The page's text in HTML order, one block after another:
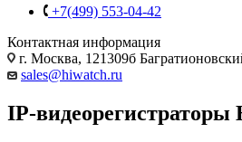
+7(499) 553-04-42
Контактная информация
г. Москва, 121309б
sales@hiwatch.ru
IP-видеорегистраторы